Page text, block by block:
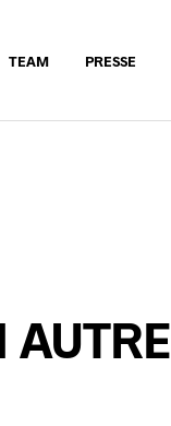
TEAM PRESSE
AUTRE